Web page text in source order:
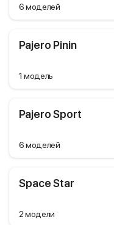
6 моделей
Pajero Pinin
1 модель
Pajero Sport
6 моделей
Space Star
2 модели